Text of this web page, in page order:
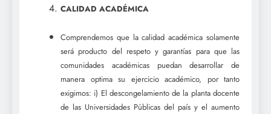
CALIDAD ACADÉMICA
Comprendemos que la calidad académica solamente
será producto del respeto y garantías para que las
comunidades académicas puedan desarrollar de
manera optima su ejercicio académico, por tanto
exigimos: i) El descongelamiento de la planta docente
de las Universidades Públicas del país y el aumento